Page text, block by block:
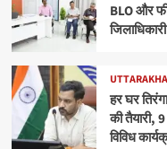
BLO और
हर घर
की तैयारी,
विविध